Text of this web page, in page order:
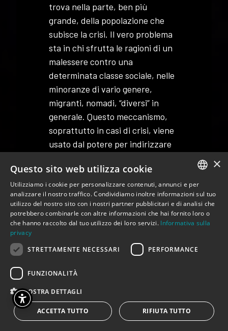
trova nella parte, ben più
grande, della popolazione che
subisce la crisi. Il vero problema
sta in chi sfrutta le ragioni di un
malessere contro una
determinata classe sociale, nelle
minoranze di vario genere,
migranti, nomadi, “diversi” in
generale. Questo meccanismo,
soprattutto in casi di crisi, viene
usato dal potere per indirizzare
sistema che falsando le ragioni
aumenta e nutre il “cattivismo”
dei poveri e, forse, legittima la
violenza verso gli altri.
raccontare storie?
MC: La ragione del terrore
comportamenti umani attraverso
la narrazione degli eventi,
cercando di provare a raccontare
ITALIAN
ENGLISH
×
Questo sito web utilizza cookie
Utilizziamo i cookie per personalizzare contenuti, annunci e per
analizzare il nostro traffico. Condividiamo inoltre informazioni sul tuo
utilizzo del nostro sito con i nostri partner pubblicitari e di analisi che
potrebbero combinarle con altre informazioni che hai fornito loro o
che hanno raccolto dal tuo utilizzo dei loro servizi. Informativa sulla
privacy
STRETTAMENTE NECESSARI
PERFORMANCE
FUNZIONALITÀ
MOSTRA DETTAGLI
ACCETTA TUTTO RIFIUTA TUTTO